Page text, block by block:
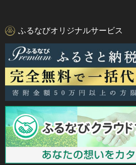
ふるなびオリジナルサービス